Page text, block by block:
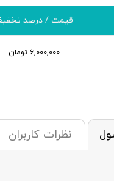
قیمت / درصد
6,000,000 تومان
نظرات کاربران